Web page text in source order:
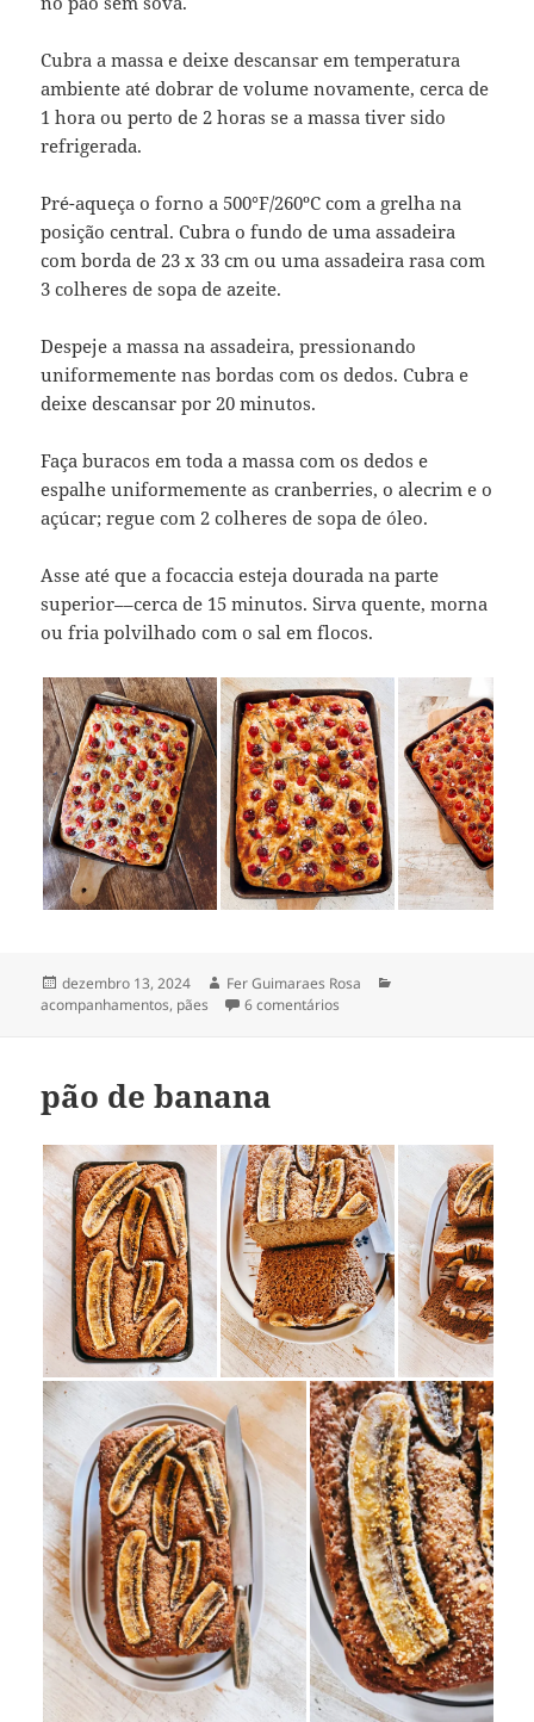
Cubra a massa e deixe descansar em temperatura
ambiente até dobrar de volume novamente, cerca de
1 hora ou perto de 2 horas se a massa tiver sido
refrigerada.
Pré-aqueça o forno a 500°F/260ºC com a grelha na
posição central. Cubra o fundo de uma assadeira
com borda de 23 x 33 cm ou uma assadeira rasa com
3 colheres de sopa de azeite.
Despeje a massa na assadeira, pressionando
uniformemente nas bordas com os dedos. Cubra e
deixe descansar por 20 minutos.
Faça buracos em toda a massa com os dedos e
espalhe uniformemente as cranberries, o alecrim e o
açúcar; regue com 2 colheres de sopa de óleo.
Asse até que a focaccia esteja dourada na parte
superior––cerca de 15 minutos. Sirva quente, morna
ou fria polvilhado com o sal em flocos.
Publicado
em
dezembro 13, 2024 Autor
Fer Guimaraes Rosa
acompanhamentos, pães 6 comentários
pão de banana